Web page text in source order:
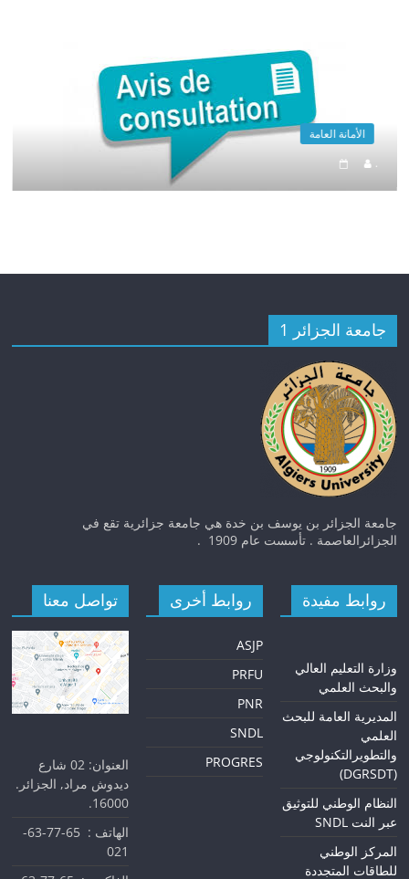
الأمانة العامة
.
جامعة الجزائر 1
جامعة الجزائر بن يوسف بن خدة هي جامعة جزائرية تقع في
الجزائرالعاصمة . تأسست عام 1909 .
روابط مفيدة
وزارة التعليم العالي
والبحث العلمي
المديرية العامة للبحث
العلمي
والتطويرالتكنولوجي
(DGRSDT)
النظام الوطني للتوثيق
عبر النت SNDL
المركز الوطني
للطاقات المتجددة
روابط أخرى
ASJP
PRFU
PNR
SNDL
PROGRES
تواصل معنا
العنوان: 02 شارع
ديدوش مراد, الجزائر.
16000.
الهاتف : 65-77-63-
021